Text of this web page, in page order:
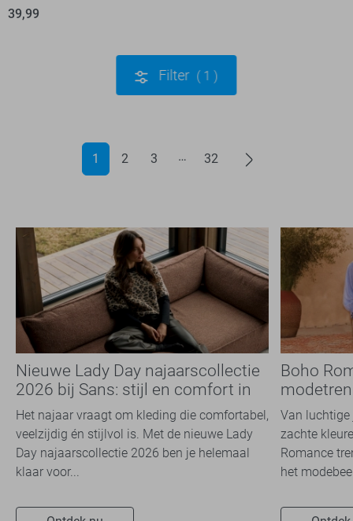
39,99
Filter 1
1 2 3 32
Nieuwe Lady Day najaarscollectie
2026 bij Sans: stijl en comfort in
travelkwaliteit
Het najaar vraagt om kleding die comfortabel,
veelzijdig én stijlvol is. Met de nieuwe Lady
Day najaarscollectie 2026 ben je helemaal
klaar voor...
Boho
overal
Van luchtige
zachte
Romance
het